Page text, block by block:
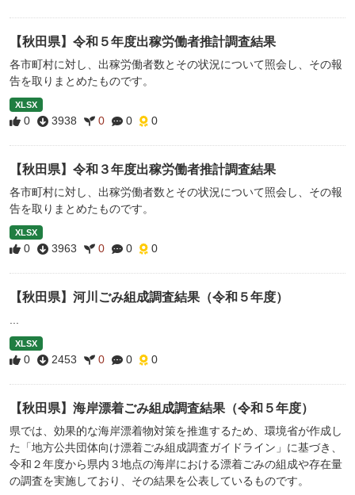
【秋田県】令和５年度出稼労働者推計調査結果
各市町村に対し、出稼労働者数とその状況について照会し、その報
告を取りまとめたものです。
XLSX
0 3938 0 0 0
【秋田県】令和３年度出稼労働者推計調査結果
各市町村に対し、出稼労働者数とその状況について照会し、その報
告を取りまとめたものです。
XLSX
0 3963 0 0 0
【秋田県】河川ごみ組成調査結果（令和５年度）
XLSX
0 2453 0 0 0
【秋田県】海岸漂着ごみ組成調査結果（令和５年度）
県では、効果的な海岸漂着物対策を推進するため、環境省が作成し
た「地方公共団体向け漂着ごみ組成調査ガイドライン」に基づき、
令和２年度から県内３地点の海岸における漂着ごみの組成や存在量
の調査を実施しており、その結果を公表しているものです。